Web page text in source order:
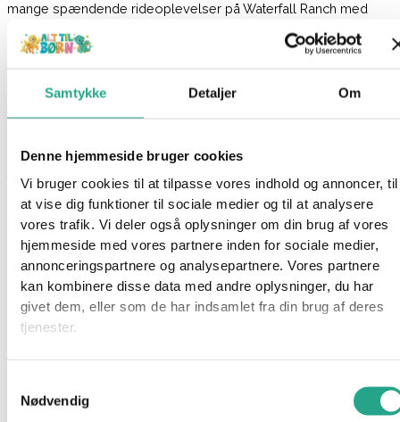
Samtykke Detaljer Om
Denne hjemmeside bruger cookies
Vi bruger cookies til at tilpasse vores indhold og annoncer, til
at vise dig funktioner til sociale medier og til at analysere
vores trafik. Vi deler også oplysninger om din brug af vores
hjemmeside med vores partnere inden for sociale medier,
annonceringspartnere og analysepartnere. Vores partnere
kan kombinere disse data med andre oplysninger, du har
givet dem, eller som de har indsamlet fra din brug af deres
tjenester.
Nødvendig
mange spændende rideoplevelser på Waterfall Ranch med
den moderne rideskole fra PLAYMOBIL!
heste og de forskellige rideteknikker! Rideinstruktøren Owen er
fastgjort til den nye longeringsplade, og hesten er placeret i
der holdes fast i longen! Rideeleven Zoe lærer, at longering
fremmer hestens koncentration og styrker båndet mellem hest
og rytter.
Der er en træhest til rådighed til øvelser, og takket være det
omfattende udstyr kan man lære forskellige rideteknikker.
Zoes knabstrupper skal selvfølgelig også strigles og fodres
regelmæssigt. Undervisningen på Waterfalls ridecenter er
aldrig kedelig!
Indhold: 67 dele